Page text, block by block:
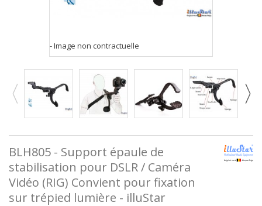
- Image non contractuelle
BLH805 - Support épaule de
stabilisation pour DSLR / Caméra
Vidéo (RIG) Convient pour fixation
sur trépied lumière - illuStar